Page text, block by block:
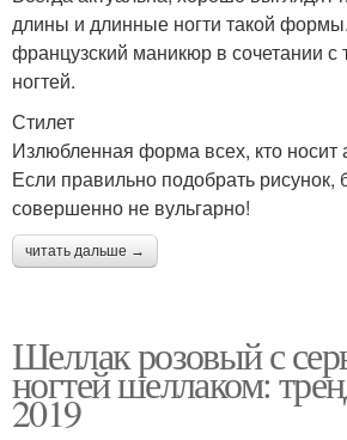
длины и длинные ногти такой
французский маникюр в сочетании
ногтей.
Стилет
Излюбленная форма всех, кто носит
Если правильно подобрать рисунок,
совершенно не вульгарно!
читать дальше →
Шеллак розовый с
ногтей шеллаком:
2019